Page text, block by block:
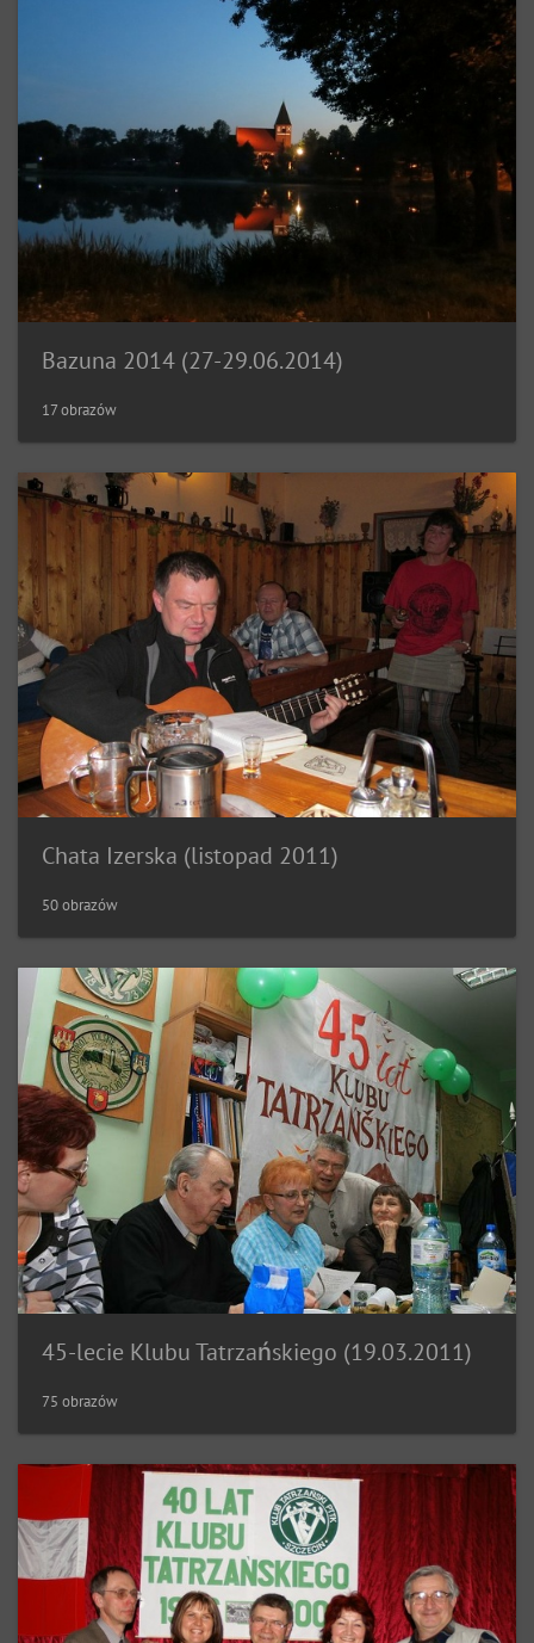
Bazuna 2014 (27-29.06.2014)
17 obrazów
Chata Izerska (listopad 2011)
50 obrazów
45-lecie Klubu Tatrzańskiego (19.03.2011)
75 obrazów